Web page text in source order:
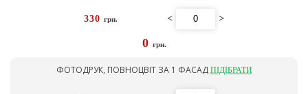
330 грн. < >
0 грн.
ФОТОДРУК, ПОВНОЦВІТ ЗА 1 ФАСАД ПІДІБРАТИ